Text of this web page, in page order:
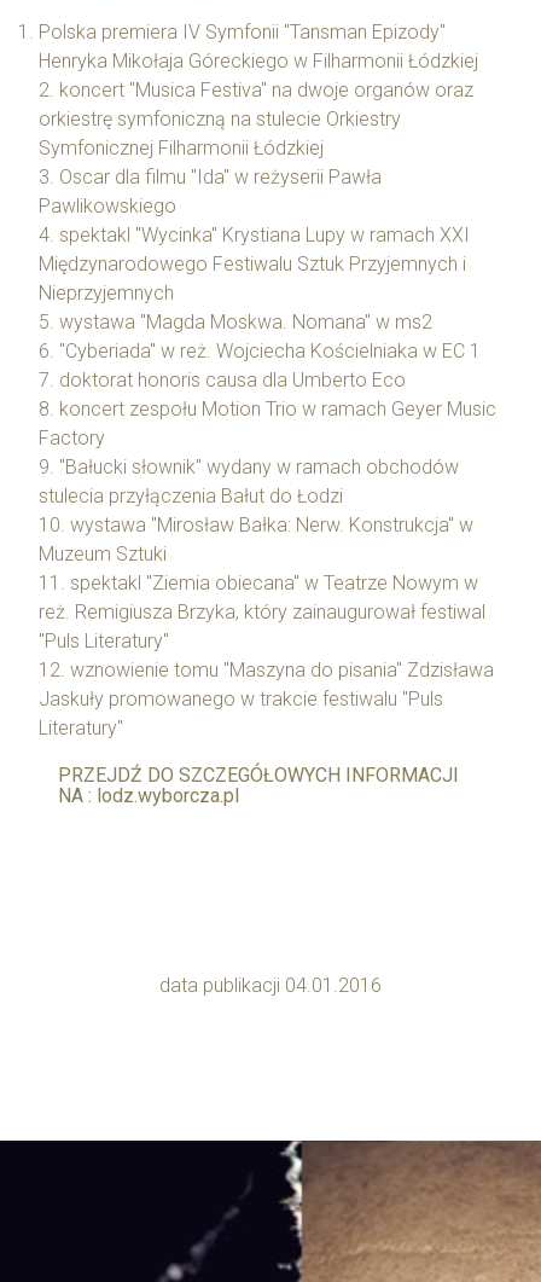
Polska premiera IV Symfonii "Tansman Epizody"
Henryka Mikołaja Góreckiego w Filharmonii Łódzkiej
2. koncert "Musica Festiva" na dwoje organów oraz
orkiestrę symfoniczną na stulecie Orkiestry
Symfonicznej Filharmonii Łódzkiej
3. Oscar dla filmu "Ida" w reżyserii Pawła
Pawlikowskiego
4. spektakl "Wycinka" Krystiana Lupy w ramach XXI
Międzynarodowego Festiwalu Sztuk Przyjemnych i
Nieprzyjemnych
5. wystawa "Magda Moskwa. Nomana" w ms2
6. "Cyberiada" w reż. Wojciecha Kościelniaka w EC 1
7. doktorat honoris causa dla Umberto Eco
8. koncert zespołu Motion Trio w ramach Geyer Music
Factory
9. "Bałucki słownik" wydany w ramach obchodów
stulecia przyłączenia Bałut do Łodzi
10. wystawa "Mirosław Bałka: Nerw. Konstrukcja" w
Muzeum Sztuki
11. spektakl "Ziemia obiecana" w Teatrze Nowym w
reż. Remigiusza Brzyka, który zainaugurował festiwal
"Puls Literatury"
12. wznowienie tomu "Maszyna do pisania" Zdzisława
Jaskuły promowanego w trakcie festiwalu "Puls
Literatury"
PRZEJDŹ DO SZCZEGÓŁOWYCH INFORMACJI
NA : lodz.wyborcza.pl
data publikacji 04.01.2016